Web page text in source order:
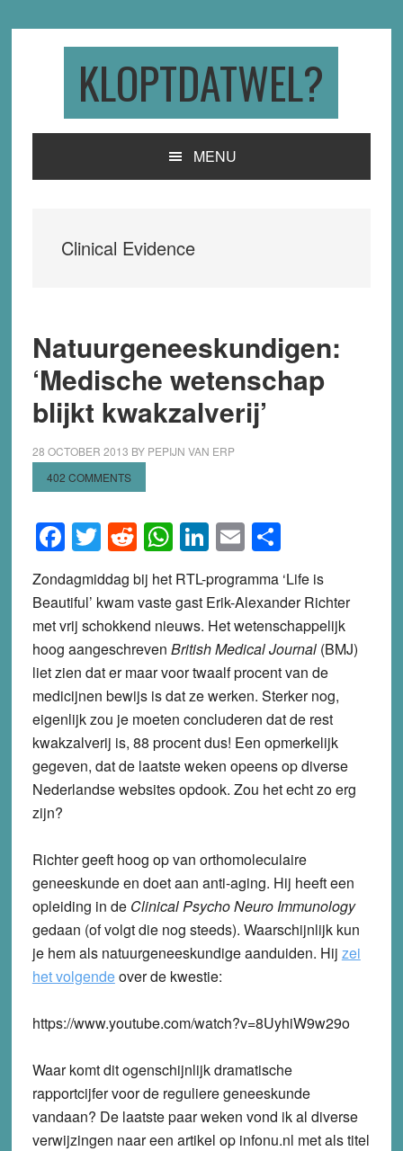
KLOPTDATWEL?
MENU
Clinical Evidence
Natuurgeneeskundigen:
‘Medische wetenschap
blijkt kwakzalverij’
28 OCTOBER 2013 BY PEPIJN VAN ERP
402 COMMENTS
Facebook
Twitter
Reddit
WhatsApp
LinkedIn
EmailShare
Zondagmiddag bij het RTL-programma ‘Life is
Beautiful’ kwam vaste gast Erik-Alexander Richter
met vrij schokkend nieuws. Het wetenschappelijk
hoog aangeschreven British Medical Journal(BMJ)
liet zien dat er maar voor twaalf procent van de
medicijnen bewijs is dat ze werken. Sterker nog,
eigenlijk zou je moeten concluderen dat de rest
kwakzalverij is, 88 procent dus! Een opmerkelijk
gegeven, dat de laatste weken opeens op diverse
Nederlandse websites opdook. Zou het echt zo erg
zijn?
Richter geeft hoog op van orthomoleculaire
geneeskunde en doet aan anti-aging. Hij heeft een
opleiding in de Clinical Psycho Neuro Immunology
gedaan (of volgt die nog steeds). Waarschijnlijk kun
je hem als natuurgeneeskundige aanduiden. Hij zei
het volgendeover de kwestie:
https://www.youtube.com/watch?v=8UyhiW9w29o
Waar komt dit ogenschijnlijk dramatische
rapportcijfer voor de reguliere geneeskunde
vandaan? De laatste paar weken vond ik al diverse
verwijzingen naar een artikel op infonu.nl met als titel